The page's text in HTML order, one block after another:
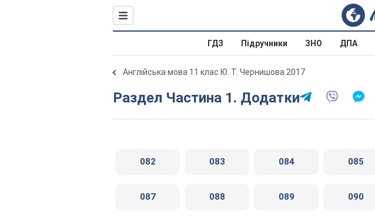
ГДЗ Підручники ЗНО ДПА
Англійська мова 11 клас Ю. Т. Чернишова 2017
Раздел Частина 1. Додатки
082 083 084 085
087 088 089 090